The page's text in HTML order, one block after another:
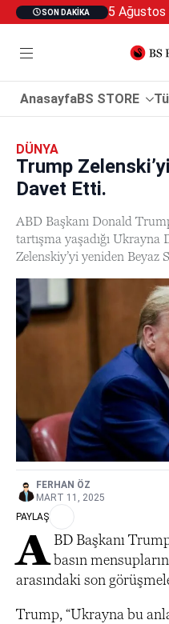
SON DAKIKA
AnasayfaBS STORE
DÜNYA
Trump
Davet Etti.
ABD Başkanı Donald
tartışma yaşadığı Ukrayna
Zelenskiy’yi yeniden Beyaz
FERHAN ÖZ
MART 11, 2025
PAYLAŞ
A BD Başkanı
basın
arasındaki son
Trump, “Ukrayna bu